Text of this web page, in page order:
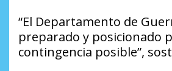
“El Departamento de
preparado y posicionado
contingencia posible”,